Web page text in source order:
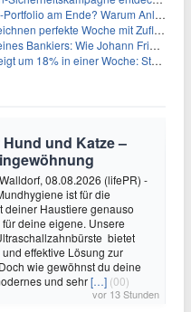
Warum Anleger jetzt radikal umdenken müssen
Woche mit Zuflüssen auf 3-Monats-Hoch
Johann Friedrich Städel sein Imperium unsterblich machte
einer Woche: Steht ein Kurs von $0,30 bevor?
und Katze –
08.08.2026 (lifePR) -
ist für die
deiner Haustiere genauso
deine eigene. Unsere
bietet
effektive Lösung zur
wie gewöhnst du deine
und sehr[…] (00)
vor 13 Stunden